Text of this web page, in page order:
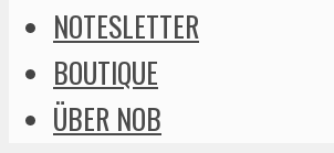
NOTESLETTER
BOUTIQUE
ÜBER NOB